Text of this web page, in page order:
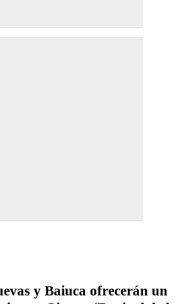
y Baiuca ofrecerán un